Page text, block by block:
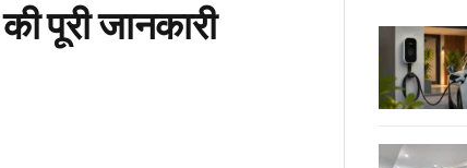
पूरी जानकारी